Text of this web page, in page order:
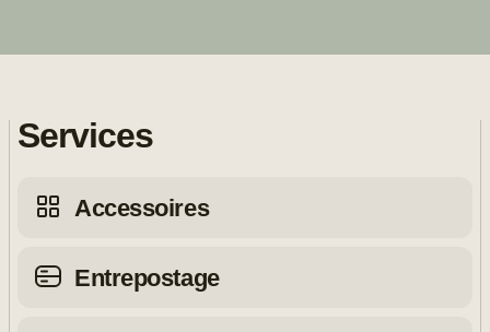
Services
Accessoires
Entrepostage